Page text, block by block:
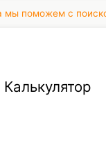
мы поможем с
Калькулятор